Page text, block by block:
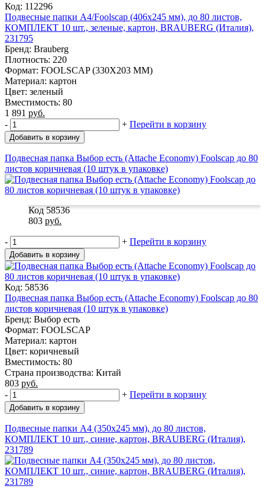
Код: 112296
Подвесные папки А4/Foolscap (406х245 мм), до 80 листов,
КОМПЛЕКТ 10 шт., зеленые, картон, BRAUBERG (Италия),
231795
Бренд: Brauberg
Плотность: 220
Формат: FOOLSCAP (330X203 MM)
Материал: картон
Цвет: зеленый
Вместимость: 80
1 891 руб.
-
+ Перейти в корзину
Добавить в корзину
Подвесная папка Выбор есть (Attache Economy) Foolscap до 80
листов коричневая (10 штук в упаковке)
Код 58536
803 руб.
- + Перейти в корзину
Добавить в корзину
Код: 58536
Подвесная папка Выбор есть (Attache Economy) Foolscap до 80
листов коричневая (10 штук в упаковке)
Бренд: Выбор есть
Формат: FOOLSCAP
Материал: картон
Цвет: коричневый
Вместимость: 80
Страна производства: Китай
803 руб.
-
+ Перейти в корзину
Добавить в корзину
Подвесные папки А4 (350х245 мм), до 80 листов,
КОМПЛЕКТ 10 шт., синие, картон, BRAUBERG (Италия),
231789